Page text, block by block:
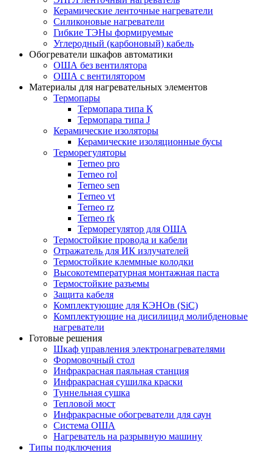
Керамические ленточные нагреватели
Силиконовые нагреватели
Гибкие ТЭНы формируемые
Углеродный (карбоновый) кабель
Обогреватели шкафов автоматики
ОША без вентилятора
ОША с вентилятором
Материалы для нагревательных элементов
Термопары
Термопара типа К
Термопара типа J
Керамические изоляторы
Керамические изоляционные бусы
Терморегуляторы
Terneo pro
Terneo rol
Terneo sen
Тerneo vt
Terneo rz
Terneo rk
Терморегулятор для ОША
Термостойкие провода и кабели
Отражатель для ИК излучателей
Термостойкие клеммные колодки
Высокотемпературная монтажная паста
Термостойкие разъемы
Защита кабеля
Комплектующие для КЭНОв (SiC)
Комплектующие на дисилицид молибденовые
нагреватели
Готовые решения
Шкаф управления электронагревателями
Формовочный стол
Инфракрасная паяльная станция
Инфракрасная сушилка краски
Туннельная сушка
Тепловой мост
Инфракрасные обогреватели для саун
Система ОША
Нагреватель на разрывную машину
Типы подключения